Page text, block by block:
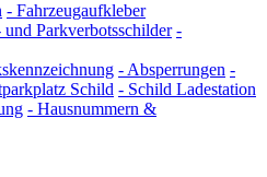
- Fahrzeugaufkleber
und Parkverbotsschilder -
- Absperrungen -
Schild - Schild Ladestation
- Hausnummern &